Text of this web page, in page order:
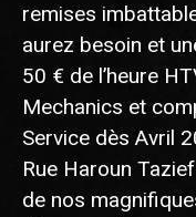
remises
aurez besoin et
50 € de l’heure
Mechanics et
Service dès Avril
Rue Haroun
de nos